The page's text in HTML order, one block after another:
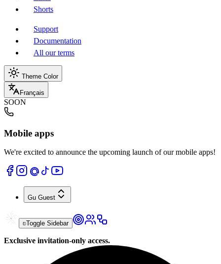
Shorts
Support
Documentation
All our terms
Theme Color
Français
SOON
Mobile apps
We're excited to announce the upcoming launch of our mobile apps!
Gu Guest
Toggle Sidebar
Exclusive invitation-only access.